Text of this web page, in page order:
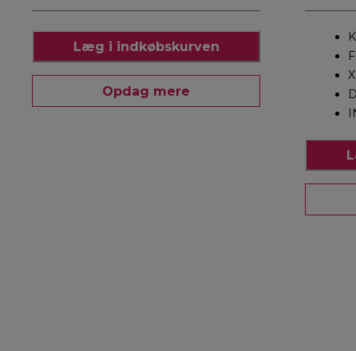
Læg i indkøbskurven
Opdag mere